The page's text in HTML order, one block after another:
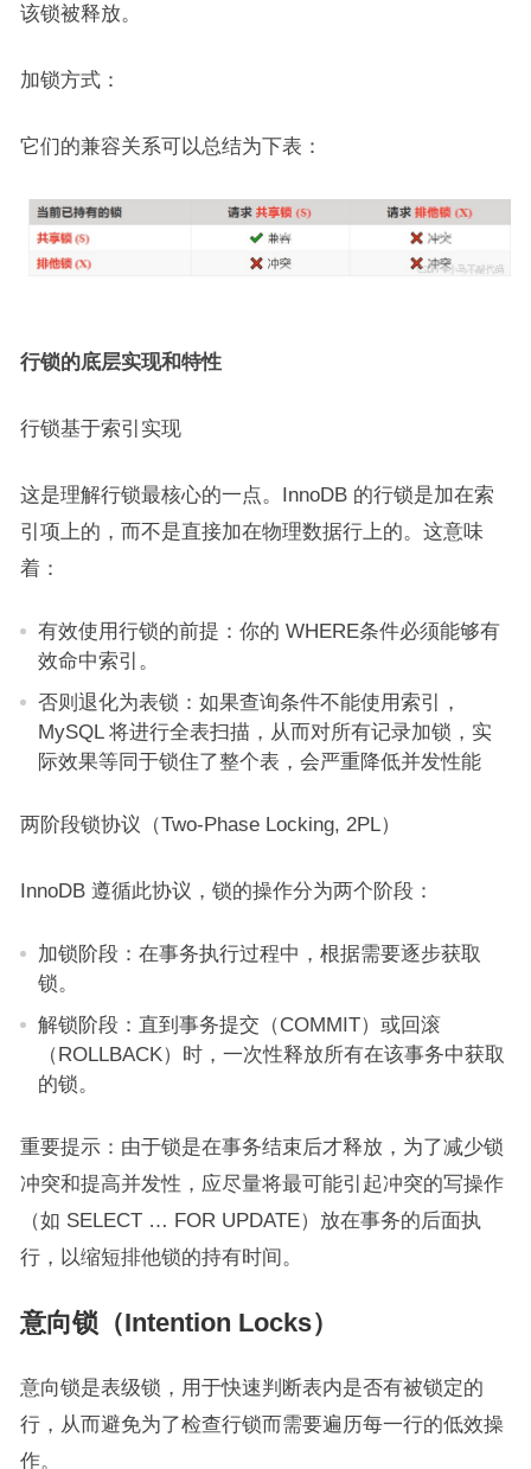
该锁被释放。
加锁方式：
它们的兼容关系可以总结为下表：
行锁的底层实现和特性
行锁基于索引实现
这是理解行锁最核心的一点。InnoDB 的行锁是加在索
引项上的，而不是直接加在物理数据行上的。这意味
着：
有效使用行锁的前提：你的 WHERE条件必须能够有
效命中索引。
否则退化为表锁：如果查询条件不能使用索引，
MySQL 将进行全表扫描，从而对所有记录加锁，实
际效果等同于锁住了整个表，会严重降低并发性能
两阶段锁协议（Two-Phase Locking, 2PL）
InnoDB 遵循此协议，锁的操作分为两个阶段：
加锁阶段：在事务执行过程中，根据需要逐步获取
锁。
解锁阶段：直到事务提交（COMMIT）或回滚
（ROLLBACK）时，一次性释放所有在该事务中获取
的锁。
重要提示：由于锁是在事务结束后才释放，为了减少锁
冲突和提高并发性，应尽量将最可能引起冲突的写操作
（如 SELECT … FOR UPDATE）放在事务的后面执
行，以缩短排他锁的持有时间。
意向锁（Intention Locks）
意向锁是表级锁，用于快速判断表内是否有被锁定的
行，从而避免为了检查行锁而需要遍历每一行的低效操
作。